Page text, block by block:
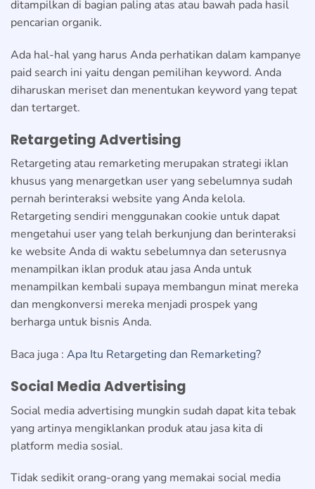
ditampilkan di bagian paling atas atau bawah pada hasil
pencarian organik.
Ada hal-hal yang harus Anda perhatikan dalam kampanye
paid search ini yaitu dengan pemilihan keyword. Anda
diharuskan meriset dan menentukan keyword yang tepat
dan tertarget.
Retargeting Advertising
Retargeting atau remarketing merupakan strategi iklan
khusus yang menargetkan user yang sebelumnya sudah
pernah berinteraksi website yang Anda kelola.
Retargeting sendiri menggunakan cookie untuk dapat
mengetahui user yang telah berkunjung dan berinteraksi
ke website Anda di waktu sebelumnya dan seterusnya
menampilkan iklan produk atau jasa Anda untuk
menampilkan kembali supaya membangun minat mereka
dan mengkonversi mereka menjadi prospek yang
berharga untuk bisnis Anda.
Baca juga : Apa Itu Retargeting dan Remarketing?
Social Media Advertising
Social media advertising mungkin sudah dapat kita tebak
yang artinya mengiklankan produk atau jasa kita di
platform media sosial.
Tidak sedikit orang-orang yang memakai social media